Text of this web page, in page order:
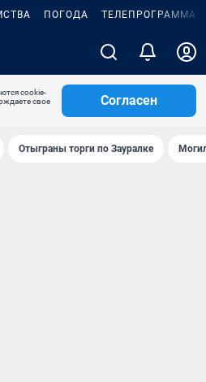
ПОГОДА ТЕЛЕПРОГРАММА
cookie-
свое
Согласен
Отыграны торги по Зауралке